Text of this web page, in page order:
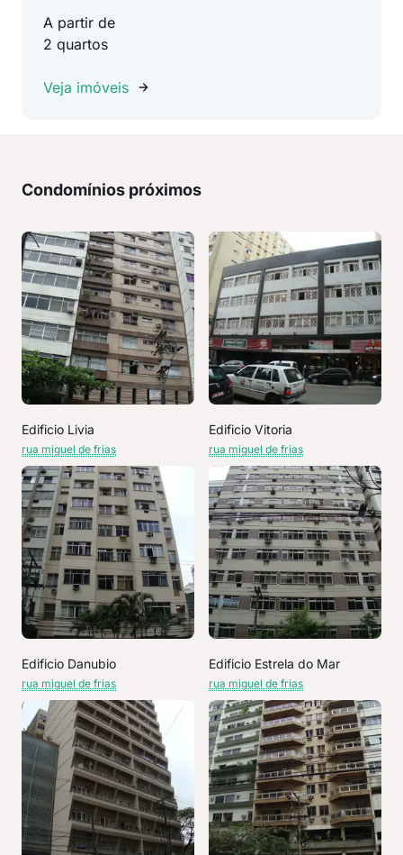
A partir de
2 quartos
Veja imóveis
Condomínios próximos
Edificio Livia
rua miguel de frias
Edificio Vitoria
rua miguel de frias
Edificio Danubio
rua miguel de frias
Edificio Estrela do Mar
rua miguel de frias